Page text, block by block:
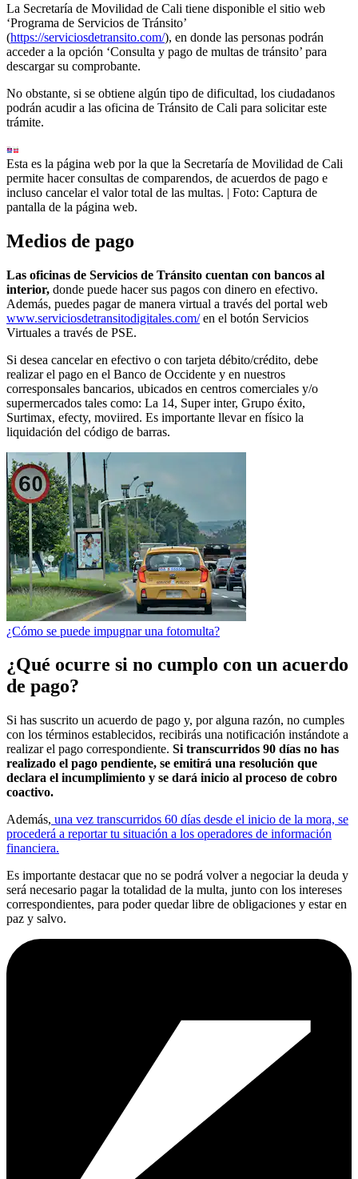
La Secretaría de Movilidad de Cali tiene disponible el sitio web
‘Programa de Servicios de Tránsito’
(https://serviciosdetransito.com/), en donde las personas podrán
acceder a la opción ‘Consulta y pago de multas de tránsito’ para
descargar su comprobante.
No obstante, si se obtiene algún tipo de dificultad, los ciudadanos
podrán acudir a las oficina de Tránsito de Cali para solicitar este
trámite.
Esta es la página web por la que la Secretaría de Movilidad de Cali
permite hacer consultas de comparendos, de acuerdos de pago e
incluso cancelar el valor total de las multas. | Foto: Captura de
pantalla de la página web.
Medios de pago
Las oficinas de Servicios de Tránsito cuentan con bancos al
interior, donde puede hacer sus pagos con dinero en efectivo.
Además, puedes pagar de manera virtual a través del portal web
www.serviciosdetransitodigitales.com/en el botón Servicios
Virtuales a través de PSE.
Si desea cancelar en efectivo o con tarjeta débito/crédito, debe
realizar el pago en el Banco de Occidente y en nuestros
corresponsales bancarios, ubicados en centros comerciales y/o
supermercados tales como: La 14, Super inter, Grupo éxito,
Surtimax, efecty, moviired. Es importante llevar en físico la
liquidación del código de barras.
¿Cómo se puede impugnar una fotomulta?
¿Qué ocurre si no cumplo con un acuerdo
de pago?
Si has suscrito un acuerdo de pago y, por alguna razón, no cumples
con los términos establecidos, recibirás una notificación instándote a
realizar el pago correspondiente. Si transcurridos 90 días no has
realizado el pago pendiente, se emitirá una resolución que
declara el incumplimiento y se dará inicio al proceso de cobro
coactivo.
Además, una vez transcurridos 60 días desde el inicio de la mora, se
procederá a reportar tu situación a los operadores de información
financiera.
Es importante destacar que no se podrá volver a negociar la deuda y
será necesario pagar la totalidad de la multa, junto con los intereses
correspondientes, para poder quedar libre de obligaciones y estar en
paz y salvo.